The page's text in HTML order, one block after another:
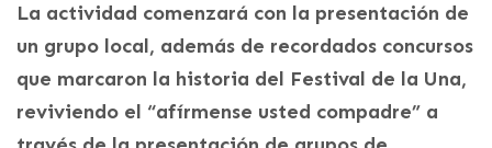
La actividad comenzará con la presentación de
un grupo local, además de recordados concursos
que marcaron la historia del Festival de la Una,
reviviendo el “afírmense usted compadre” a